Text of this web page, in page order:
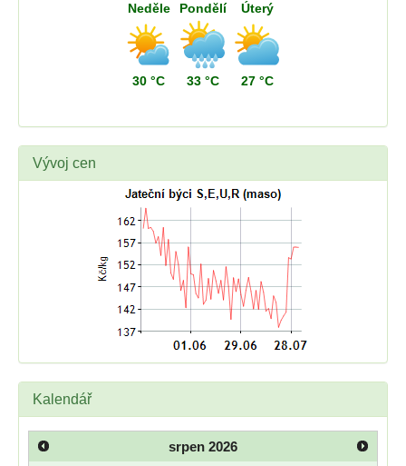
Neděle
30 °C
Pondělí
33 °C
Úterý
27 °C
Vývoj cen
Kalendář
srpen 2026